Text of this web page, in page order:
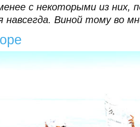
с некоторыми из них,
навсегда. Виной тому во